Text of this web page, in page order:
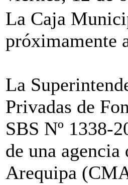
La Caja
próximamente
La
Privadas de
SBS Nº 1338-
de una
Arequipa